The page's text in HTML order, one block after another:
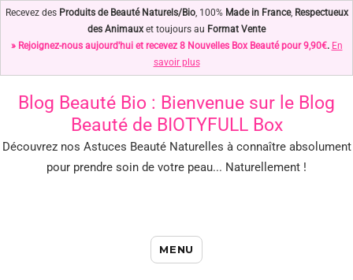
Recevez des Produits de Beauté Naturels/Bio, 100% Made in France, Respectueux
des Animauxet toujours au Format Vente
» Rejoignez-nous aujourd'hui et recevez 8 Nouvelles Box Beauté pour 9,90€. En
savoir plus
Blog Beauté Bio : Bienvenue sur le Blog
Beauté de BIOTYFULL Box
Découvrez nos Astuces Beauté Naturelles à connaître absolument
pour prendre soin de votre peau... Naturellement !
Blog Beauté Bio : Notre Top des
Astuces Beauté Naturelles !
MENU